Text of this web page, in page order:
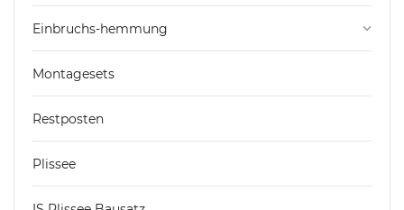
Einbruchs-hemmung keyboard_arrow_down
Montagesets
Restposten
Plissee